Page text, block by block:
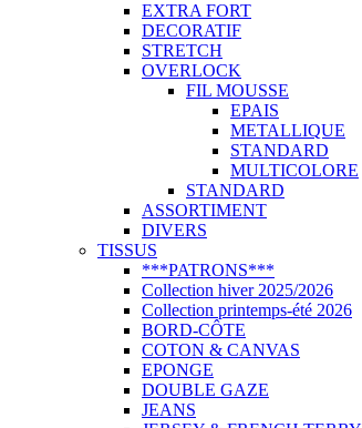
EXTRA FORT
DECORATIF
STRETCH
OVERLOCK
FIL MOUSSE
EPAIS
METALLIQUE
STANDARD
MULTICOLORE
STANDARD
ASSORTIMENT
DIVERS
TISSUS
***PATRONS***
Collection hiver 2025/2026
Collection printemps-été 2026
BORD-CÔTE
COTON & CANVAS
EPONGE
DOUBLE GAZE
JEANS